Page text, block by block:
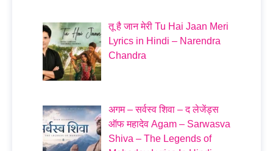
तू है जान मेरी Tu Hai Jaan Meri
Lyrics in Hindi – Narendra
Chandra
अगम – सर्वस्व शिवा – द लेजेंड्स
ऑफ महादेव Agam – Sarwasva
Shiva – The Legends of